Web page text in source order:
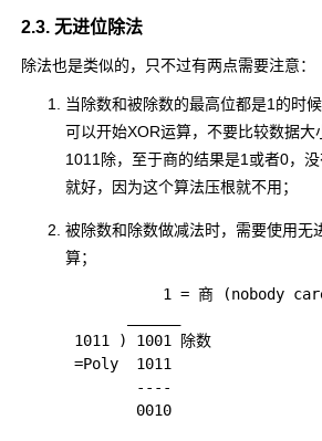
2.3. 无进位除法
除法也是类似的，只不过有两点需要注意：
当除数和被除数的最高位都是1的时
可以开始XOR运算，不要比较数据大
1011 除，至于商的结果是1或者0，
就好，因为这个算法压根就不用；
被除数和除数做减法时，需要使用无
算；
1 = 商 (nobody
1011 ) 1001 除数
=Poly  1011
        ----